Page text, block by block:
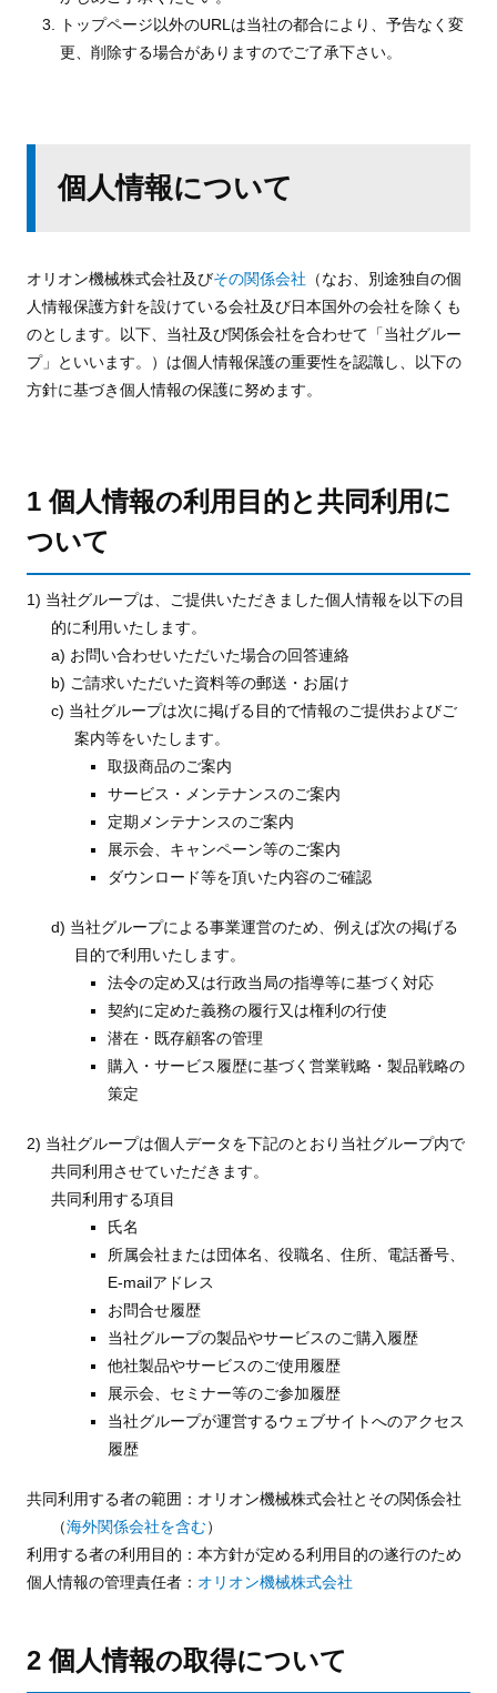
トップページ以外のURLは当社の都合により、予告なく変
更、削除する場合がありますのでご了承下さい。
個人情報について
オリオン機械株式会社及びその関係会社 （なお、別途独自の個
人情報保護方針を設けている会社及び日本国外の会社を除くも
のとします。以下、当社及び関係会社を合わせて「当社グルー
プ」といいます。）は個人情報保護の重要性を認識し、以下の
方針に基づき個人情報の保護に努めます。
1 個人情報の利用目的と共同利用に
ついて
1) 当社グループは、ご提供いただきました個人情報を以下の目
的に利用いたします。
a) お問い合わせいただいた場合の回答連絡
b) ご請求いただいた資料等の郵送・お届け
c) 当社グループは次に掲げる目的で情報のご提供およびご
案内等をいたします。
取扱商品のご案内
サービス・メンテナンスのご案内
定期メンテナンスのご案内
展示会、キャンペーン等のご案内
ダウンロード等を頂いた内容のご確認
d) 当社グループによる事業運営のため、例えば次の掲げる
目的で利用いたします。
法令の定め又は行政当局の指導等に基づく対応
契約に定めた義務の履行又は権利の行使
潜在・既存顧客の管理
購入・サービス履歴に基づく営業戦略・製品戦略の
策定
2) 当社グループは個人データを下記のとおり当社グループ内で
共同利用させていただきます。
共同利用する項目
氏名
所属会社または団体名、役職名、住所、電話番号、
E-mailアドレス
お問合せ履歴
当社グループの製品やサービスのご購入履歴
他社製品やサービスのご使用履歴
展示会、セミナー等のご参加履歴
当社グループが運営するウェブサイトへのアクセス
履歴
共同利用する者の範囲：オリオン機械株式会社とその関係会社
（海外関係会社を含む）
利用する者の利用目的：本方針が定める利用目的の遂行のため
個人情報の管理責任者： オリオン機械株式会社
2 個人情報の取得について